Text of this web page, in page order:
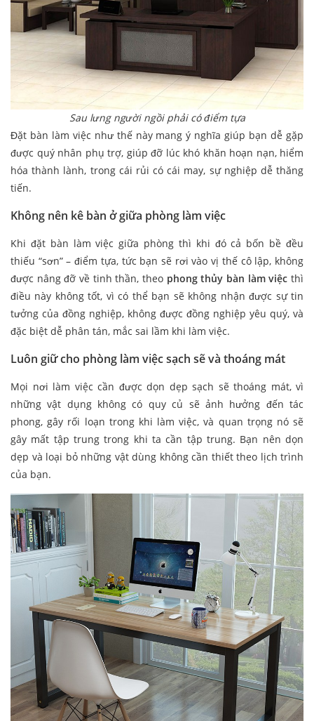
Sau lưng người ngồi phải có điểm tựa
Đặt bàn làm việc như thế này mang ý nghĩa giúp bạn dễ gặp
được quý nhân phụ trợ, giúp đỡ lúc khó khăn hoạn nạn, hiểm
hóa thành lành, trong cái rủi có cái may, sự nghiệp dễ thăng
tiến.
Không nên kê bàn ở giữa phòng làm việc
Khi đặt bàn làm việc giữa phòng thì khi đó cả bốn bề đều
thiếu “sơn” – điểm tựa, tức bạn sẽ rơi vào vị thế cô lập, không
được nâng đỡ về tinh thần, theo phong thủy bàn làm việc thì
điều này không tốt, vì có thể bạn sẽ không nhận được sự tin
tưởng của đồng nghiệp, không được đồng nghiệp yêu quý, và
đặc biệt dễ phân tán, mắc sai lầm khi làm việc.
Luôn giữ cho phòng làm việc sạch sẽ và thoáng mát
Mọi nơi làm việc cần được dọn dẹp sạch sẽ thoáng mát, vì
những vật dụng không có quy củ sẽ ảnh hưởng đến tác
phong, gây rối loạn trong khi làm việc, và quan trọng nó sẽ
gây mất tập trung trong khi ta cần tập trung. Bạn nên dọn
dẹp và loại bỏ những vật dùng không cần thiết theo lịch trình
của bạn.